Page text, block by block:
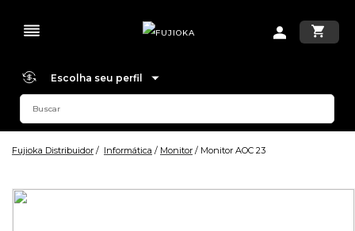
Escolha seu perfil
Fujioka Distribuidor Informática Monitor Monitor AOC 23